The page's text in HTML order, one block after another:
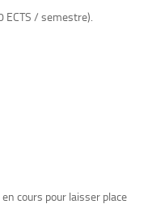
ECTS / semestre).
cours pour laisser place